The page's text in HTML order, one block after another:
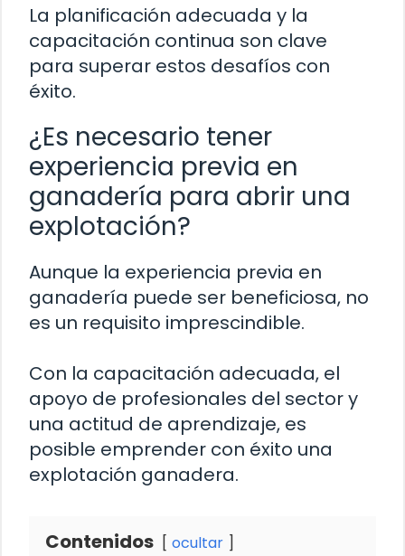
La planificación adecuada y la
capacitación continua son clave
para superar estos desafíos con
éxito.
¿Es necesario tener
experiencia previa en
ganadería para abrir una
explotación?
Aunque la experiencia previa en
ganadería puede ser beneficiosa, no
es un requisito imprescindible.
Con la capacitación adecuada, el
apoyo de profesionales del sector y
una actitud de aprendizaje, es
posible emprender con éxito una
explotación ganadera.
Contenidos ocultar